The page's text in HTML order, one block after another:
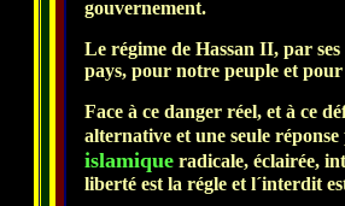
gouvernement.
Le régime de Hassan II, par
pays, pour notre peuple et
Face à ce danger réel, et à ce
alternative et une seule
islamique radicale, éclairée,
liberté est la régle et l´interdit